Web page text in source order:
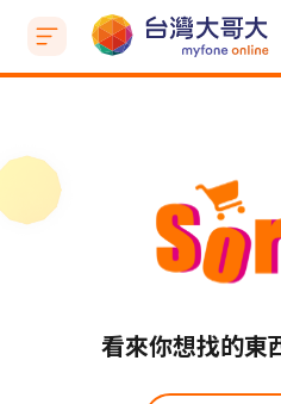
看來你想找的東